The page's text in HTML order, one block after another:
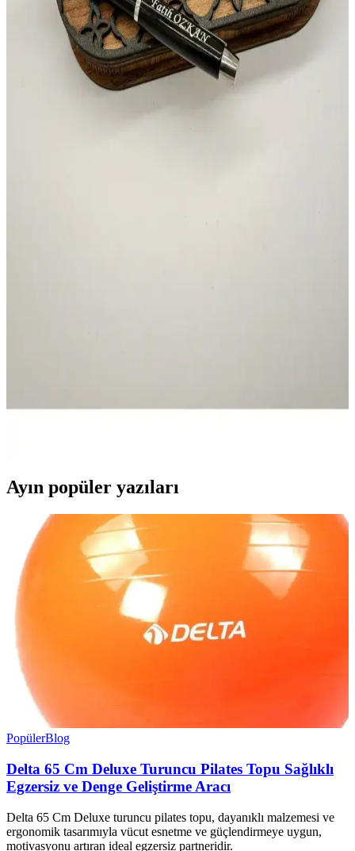
Batekso Ayıcık Kalp Desenli Kalem Çantası
Çocuklar ve Gençler İçin Çok Amaçlı Kullanım
Batekso'nun Ayıcık Kalp Desenli Kalem Çantası, renkli tasarımı ve
geniş iç hacmiyle çocukların favorisi. Hafif ve dayanıklı tekstil
malzemesiyle pratik kullanım sunar.
Faber Castell FC 1425 renkli tükenmez kalem seti, çeşitli renk
kalem, şıklık ve fonksiyonelliği bir arada sunar. Siyah renkli
Ayın popüler yazıları
PopülerBlog
Delta 65 Cm Deluxe Turuncu Pilates Topu Sağlıklı
Egzersiz ve Denge Geliştirme Aracı
Delta 65 Cm Deluxe turuncu pilates topu, dayanıklı malzemesi ve
ergonomik tasarımıyla vücut esnetme ve güçlendirmeye uygun,
motivasyonu artıran ideal egzersiz partneridir.